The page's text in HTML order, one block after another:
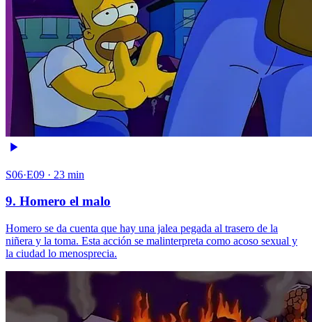
S06·E09 · 23 min
9. Homero el malo
Homero se da cuenta que hay una jalea pegada al trasero de la
niñera y la toma. Esta acción se malinterpreta como acoso sexual y
la ciudad lo menosprecia.